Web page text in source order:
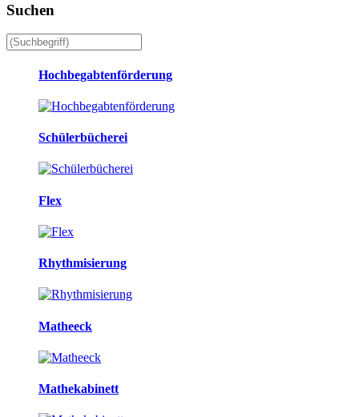
Suchen
Hochbegabtenförderung
Schülerbücherei
Flex
Rhythmisierung
Matheeck
Mathekabinett